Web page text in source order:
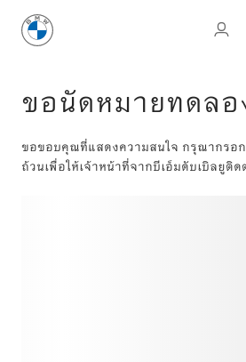
ขอนัดหมายทดลอ
ขอขอบคุณที่แสดงความสนใจ กรุณากรอ
ถ้วนเพื่อให้เจ้าหน้าที่จากบีเอ็มดับเบิลยูติ